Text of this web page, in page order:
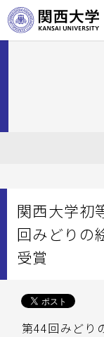
関西大学初
回みどりの
受賞
第44回みどり